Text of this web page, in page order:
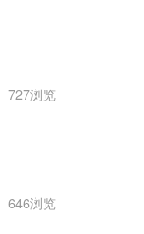
727浏览
646浏览